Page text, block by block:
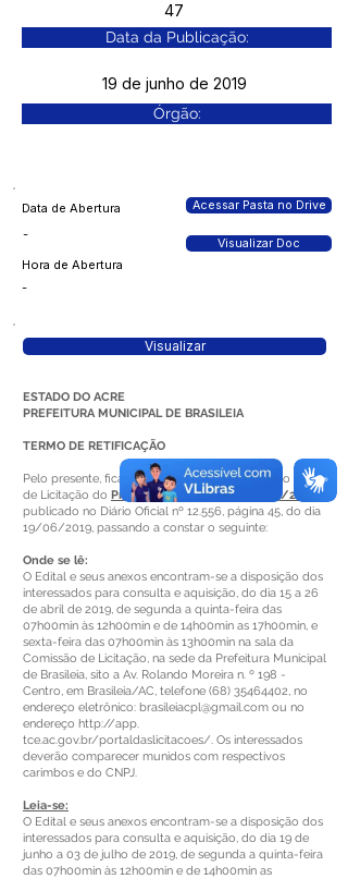
47
Data da Publicação:
19 de junho de 2019
Órgão:
Data de Abertura
-
Hora de Abertura
-
Acessar Pasta no Drive
Visualizar Doc
Visualizar
ESTADO DO ACRE
PREFEITURA MUNICIPAL DE BRASILEIA
TERMO DE RETIFICAÇÃO
Pelo presente, fica RETIFICADO a Publicação do Aviso
de Licitação do Pregão Presencial SRP n° 020/2019,
publicado no Diário Oficial nº 12.556, página 45, do dia
19/06/2019, passando a constar o seguinte:
Onde se lê:
O Edital e seus anexos encontram-se a disposição dos
interessados para consulta e aquisição, do dia 15 a 26
de abril de 2019, de segunda a quinta-feira das
07h00min às 12h00min e de 14h00min as 17h00min, e
sexta-feira das 07h00min às 13h00min na sala da
Comissão de Licitação, na sede da Prefeitura Municipal
de Brasileia, sito a Av. Rolando Moreira n. º 198 -
Centro, em Brasileia/AC, telefone (68) 35464402, no
endereço eletrônico: brasileiacpl@gmail.com ou no
endereço http://app.
tce.ac.gov.br/portaldaslicitacoes/. Os interessados
deverão comparecer munidos com respectivos
carimbos e do CNPJ.
Leia-se:
O Edital e seus anexos encontram-se a disposição dos
interessados para consulta e aquisição, do dia 19 de
junho a 03 de julho de 2019, de segunda a quinta-feira
das 07h00min às 12h00min e de 14h00min as